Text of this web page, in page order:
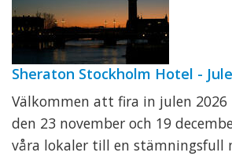
Sheraton Stockholm Hotel -
Välkommen att fira in julen 2026
den 23 november och 19
våra lokaler till en stämningsfull